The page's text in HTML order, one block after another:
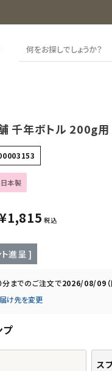
千年ボトル 200g用
日本製
¥1,815 税込
進呈 ]
分までのご注文で2026/08/09（
け先を変更
プ
ス